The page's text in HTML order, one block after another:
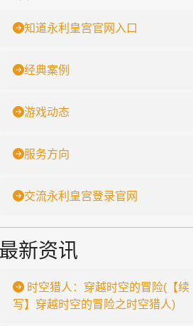
知道永利皇宫官网入口
经典案例
游戏动态
服务方向
交流永利皇宫登录官网
新资讯
时空猎人：穿越时空的冒险(【续
写】穿越时空的冒险之时空猎人)